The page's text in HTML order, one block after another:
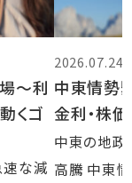
～利
くゴ
な減
2026.07.24
中東情勢
金利・株
中東の地政
高騰 中東